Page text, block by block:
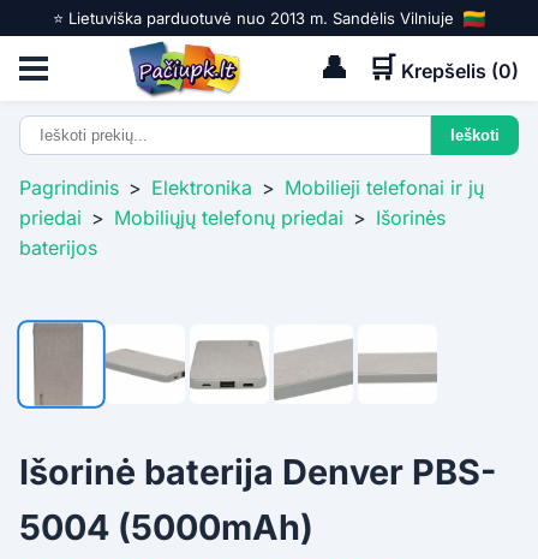
⭐️ Lietuviška parduotuvė nuo 2013 m. Sandėlis Vilniuje
👤 🛒 Krepšelis (0)
Pagrindinis > Elektronika > Mobilieji telefonai ir jų
priedai > Mobiliųjų telefonų priedai > Išorinės
baterijos
Išorinė baterija Denver PBS-
5004 (5000mAh)